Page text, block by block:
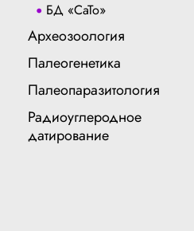
БД «СаТо»
Археозоология
Палеогенетика
Палеопаразитология
Радиоуглеродное
датирование